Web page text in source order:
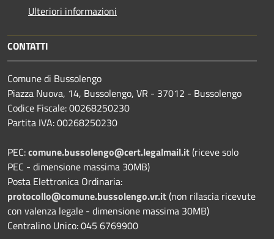
Ulteriori informazioni
CONTATTI
Comune di Bussolengo
Piazza Nuova, 14, Bussolengo, VR - 37012 - Bussolengo
Codice Fiscale: 00268250230
Partita IVA: 00268250230
PEC:comune.bussolengo@cert.legalmail.it(riceve solo
PEC - dimensione massima 30MB)
Posta Elettronica Ordinaria:
protocollo@comune.bussolengo.vr.it(non rilascia ricevute
con valenza legale - dimensione massima 30MB)
Centralino Unico: 045 6769900